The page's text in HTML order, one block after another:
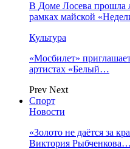
В Доме Лосева прошла
рамках майской
Культура
«Мосбилет»
артистах «Белый…
Prev Next
Спорт
Новости
«Золото не даётся за
Виктория Рыбченкова…